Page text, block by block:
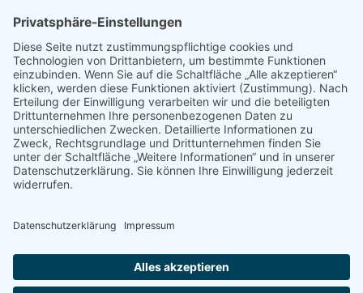
Verein von aus der MITTE e.V.
Schreiben Sie uns:
redaktion@ausdermitte-binz.de
Folgen Sie uns:
Impres­sum|Daten­schutz­er­klä­rung